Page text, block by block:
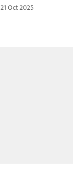
21 Oct 2025